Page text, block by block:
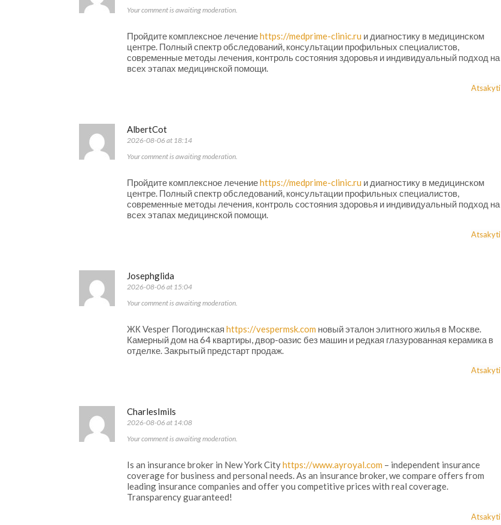
Your comment is awaiting moderation.
Пройдите комплексное лечениеhttps://medprime-clinic.ru и диагностику в медицинском
центре. Полный спектр обследований, консультации профильных специалистов,
современные методы лечения, контроль состояния здоровья и индивидуальный подход на
всех этапах медицинской помощи.
Atsakyti
AlbertCot
2026-08-06 at 18:14
Your comment is awaiting moderation.
Пройдите комплексное лечениеhttps://medprime-clinic.ru и диагностику в медицинском
центре. Полный спектр обследований, консультации профильных специалистов,
современные методы лечения, контроль состояния здоровья и индивидуальный подход на
всех этапах медицинской помощи.
Atsakyti
Josephglida
2026-08-06 at 15:04
Your comment is awaiting moderation.
ЖК Vesper Погодинская https://vespermsk.com новый эталон элитного жилья в Москве.
Камерный дом на 64 квартиры, двор-оазис без машин и редкая глазурованная керамика в
отделке. Закрытый предстарт продаж.
Atsakyti
CharlesImils
2026-08-06 at 14:08
Your comment is awaiting moderation.
Is an insurance broker in New York Cityhttps://www.ayroyal.com – independent insurance
coverage for business and personal needs. As an insurance broker, we compare offers from
leading insurance companies and offer you competitive prices with real coverage.
Transparency guaranteed!
Atsakyti